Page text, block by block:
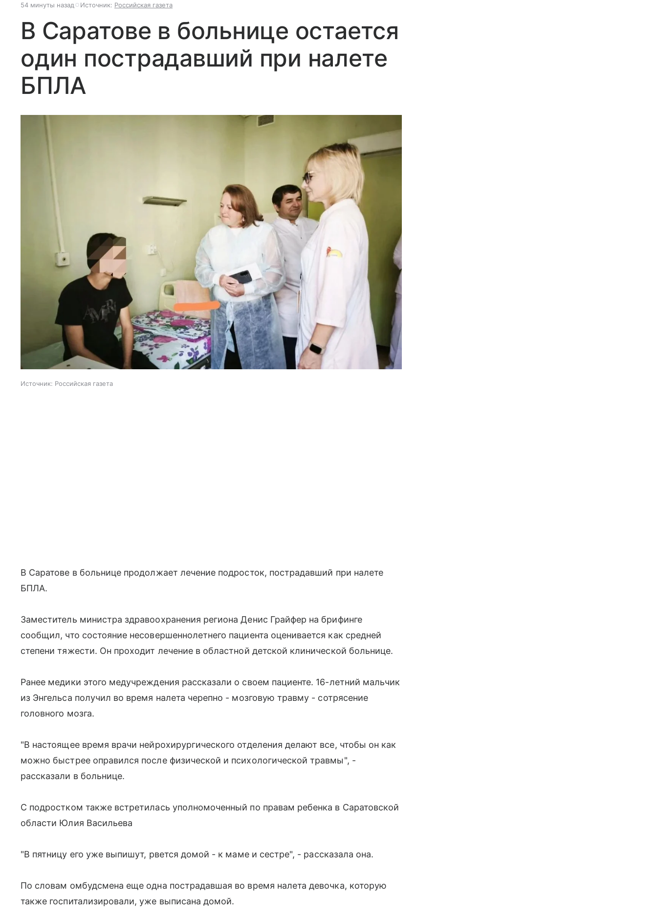
54 минуты назад Источник: Российская газета
В Саратове в больнице остается
один пострадавший при налете
БПЛА
Источник: Российская газета
В Саратове в больнице продолжает лечение подросток, пострадавший при налете
БПЛА.
Заместитель министра здравоохранения региона Денис Грайфер на брифинге
сообщил, что состояние несовершеннолетнего пациента оценивается как средней
степени тяжести. Он проходит лечение в областной детской клинической больнице.
Ранее медики этого медучреждения рассказали о своем пациенте. 16-летний мальчик
из Энгельса получил во время налета черепно - мозговую травму - сотрясение
головного мозга.
"В настоящее время врачи нейрохирургического отделения делают все, чтобы он как
можно быстрее оправился после физической и психологической травмы", -
рассказали в больнице.
С подростком также встретилась уполномоченный по правам ребенка в Саратовской
области Юлия Васильева
"В пятницу его уже выпишут, рвется домой - к маме и сестре", - рассказала она.
По словам омбудсмена еще одна пострадавшая во время налета девочка, которую
также госпитализировали, уже выписана домой.